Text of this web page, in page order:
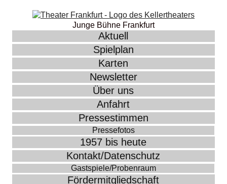
Junge Bühne Frankfurt
Aktuell
Spielplan
Karten
Newsletter
Über uns
Anfahrt
Pressestimmen
Pressefotos
1957 bis heute
Kontakt/Datenschutz
Gastspiele/Probenraum
Fördermitgliedschaft